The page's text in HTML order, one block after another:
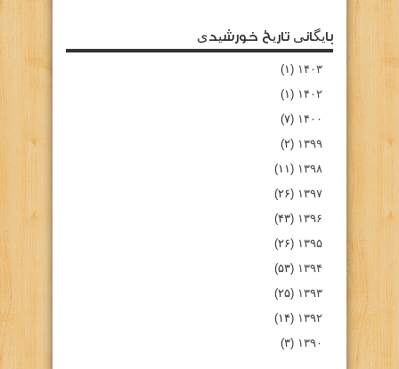
بایگانی تاریخ خورشیدی
۱۴۰۳ (۱)
۱۴۰۲ (۱)
۱۴۰۰ (۷)
۱۳۹۹ (۲)
۱۳۹۸ (۱۱)
۱۳۹۷ (۲۶)
۱۳۹۶ (۴۳)
۱۳۹۵ (۲۶)
۱۳۹۴ (۵۳)
۱۳۹۳ (۲۵)
۱۳۹۲ (۱۴)
۱۳۹۰ (۳)